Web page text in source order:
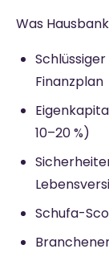
Was
Finanzplan
10–20 %)
Schufa-